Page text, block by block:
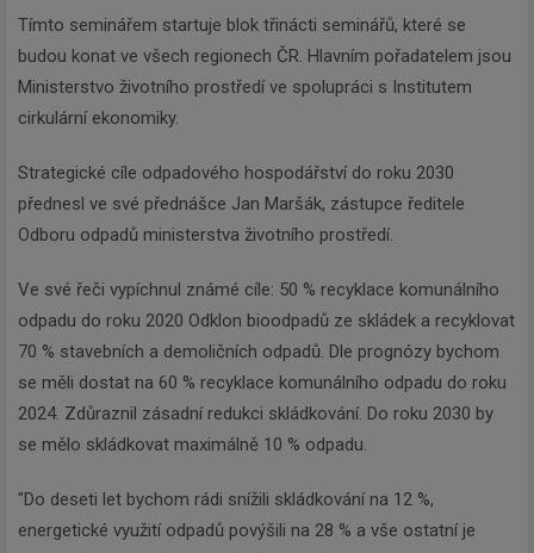
Tímto seminářem startuje blok třinácti seminářů, které se
budou konat ve všech regionech ČR. Hlavním pořadatelem jsou
Ministerstvo životního prostředí ve spolupráci s Institutem
cirkulární ekonomiky.
Strategické cíle odpadového hospodářství do roku 2030
přednesl ve své přednášce Jan Maršák, zástupce ředitele
Odboru odpadů ministerstva životního prostředí.
Ve své řeči vypíchnul známé cíle: 50 % recyklace komunálního
odpadu do roku 2020 Odklon bioodpadů ze skládek a recyklovat
70 % stavebních a demoličních odpadů. Dle prognózy bychom
se měli dostat na 60 % recyklace komunálního odpadu do roku
2024. Zdůraznil zásadní redukci skládkování. Do roku 2030 by
se mělo skládkovat maximálně 10 % odpadu.
"Do deseti let bychom rádi snížili skládkování na 12 %,
energetické využití odpadů povýšili na 28 % a vše ostatní je